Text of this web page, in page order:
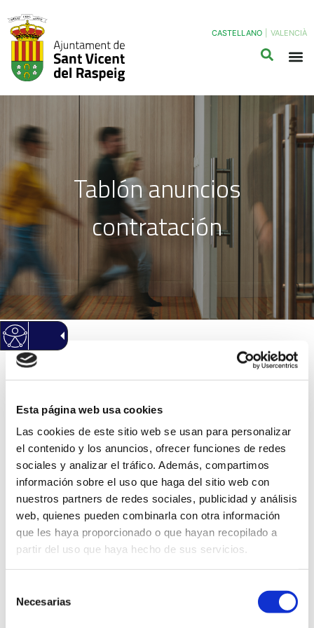
Esta página web usa cookies
Las cookies de este sitio web se usan para personalizar
el contenido y los anuncios, ofrecer funciones de redes
sociales y analizar el tráfico. Además, compartimos
información sobre el uso que haga del sitio web con
nuestros partners de redes sociales, publicidad y análisis
web, quienes pueden combinarla con otra información
que les haya proporcionado o que hayan recopilado a
partir del uso que haya hecho de sus servicios.
Necesarias
CASTELLANO VALENCIÀ
Tablón anuncios
contratación
Inicio/Tablón anuncios contratación
PREVENCION
COMUNTARIA DE CONDUCTAS ADICTIVAS
PREVENCION
COMUNTARIA DE
CONDUCTAS ADICTIVAS
Objeto
PREVENCION
COMUNTARIA DE
CONDUCTAS
Expediente